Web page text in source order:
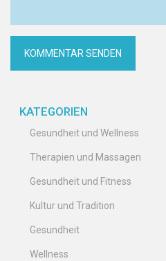
KATEGORIEN
Gesundheit und Wellness
Therapien und Massagen
Gesundheit und Fitness
Kultur und Tradition
Gesundheit
Wellness